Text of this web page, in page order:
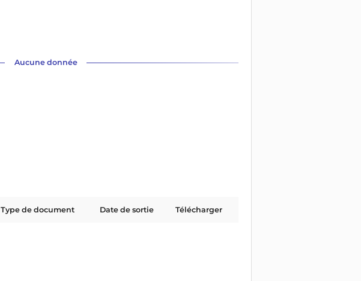
Aucune donnée
Type de document Date de sortie Télécharger